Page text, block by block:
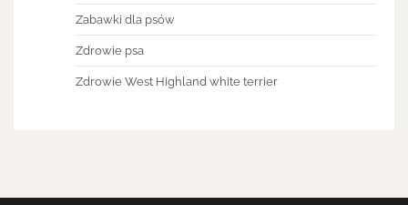
Zabawki dla psów
Zdrowie psa
Zdrowie West Highland white terrier